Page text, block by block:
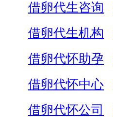
借卵代生咨询
借卵代生机构
借卵代怀助孕
借卵代怀中心
借卵代怀公司